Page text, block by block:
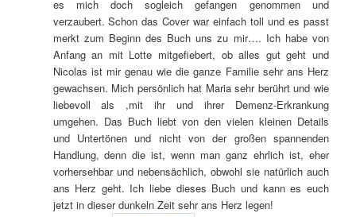
es mich doch sogleich gefangen genommen und
verzaubert. Schon das Cover war einfach toll und es passt
merkt zum Beginn des Buch uns zu mir…. Ich habe von
Anfang an mit Lotte mitgefiebert, ob alles gut geht und
Nicolas ist mir genau wie die ganze Familie sehr ans Herz
gewachsen. Mich persönlich hat Maria sehr berührt und wie
liebevoll als ,mit ihr und ihrer Demenz-Erkrankung
umgehen. Das Buch liebt von den vielen kleinen Details
und Untertönen und nicht von der großen spannenden
Handlung, denn die ist, wenn man ganz ehrlich ist, eher
vorhersehbar und nebensächlich, obwohl sie natürlich auch
ans Herz geht. Ich liebe dieses Buch und kann es euch
jetzt in dieser dunkeln Zeit sehr ans Herz legen!